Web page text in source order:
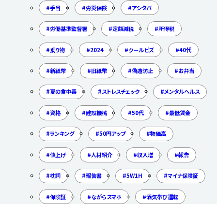
手当 労災保険 アシタバ
労働基準監督署 定額減税 所得税
乗り物 2024 クールビズ 40代
新紙幣 旧紙幣 偽造防止 お弁当
夏の食中毒 ストレスチェック メンタルヘルス
資格 建設機械 50代 最低賃金
ランキング 50円アップ 物価高
値上げ 人材紹介 収入増 報告
枕詞 報告書 5W1H マイナ保険証
保険証 ながらスマホ 酒気帯び運転